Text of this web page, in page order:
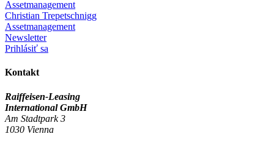
Assetmanagement
Christian Trepetschnigg
Assetmanagement
Newsletter
Prihlásiť sa
Kontakt
Raiffeisen-Leasing
International GmbH
Am Stadtpark 3
1030 Vienna